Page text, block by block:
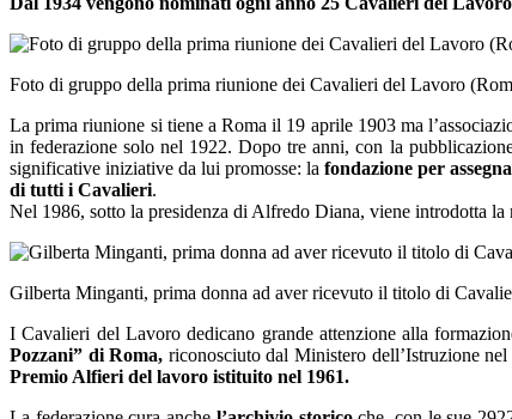
Foto di gruppo della prima riunione dei Cavalieri del Lavoro
La prima riunione si tiene a Roma il 19 aprile 1903 ma
in federazione solo nel 1922. Dopo tre anni, con la
significative iniziative da lui promosse: lafondazione per
di tutti i Cavalieri.
Nel 1986, sotto la presidenza di Alfredo Diana, viene introdotta
Gilberta Minganti, prima donna ad aver ricevuto il titolo di
I Cavalieri del Lavoro dedicano grande attenzione alla
Pozzani” di Roma, riconosciuto dal Ministero dell’Istruzione
Premio Alfieri del lavoro istituito nel 1961.